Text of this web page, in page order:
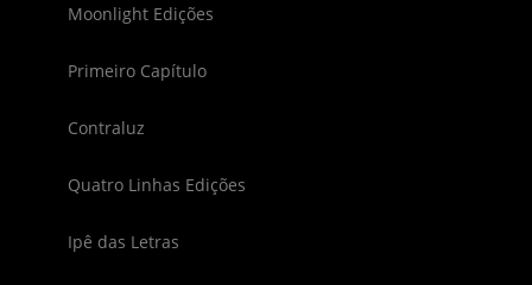
Moonlight Edições
Primeiro Capítulo
Contraluz
Quatro Linhas Edições
Ipê das Letras